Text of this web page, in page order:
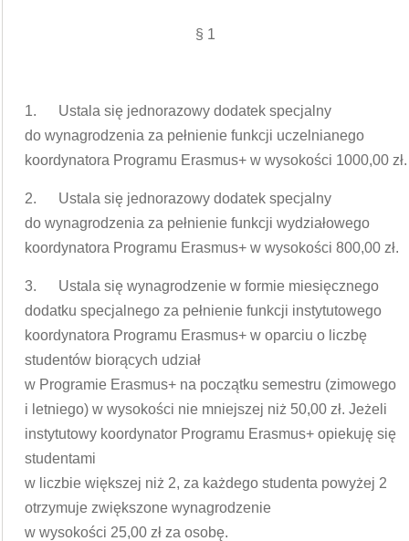
§ 1
1. Ustala się jednorazowy dodatek specjalny
do wynagrodzenia za pełnienie funkcji uczelnianego
koordynatora Programu Erasmus+ w wysokości 1000,00 zł.
2. Ustala się jednorazowy dodatek specjalny
do wynagrodzenia za pełnienie funkcji wydziałowego
koordynatora Programu Erasmus+ w wysokości 800,00 zł.
3. Ustala się wynagrodzenie w formie miesięcznego
dodatku specjalnego za pełnienie funkcji instytutowego
koordynatora Programu Erasmus+ w oparciu o liczbę
studentów biorących udział
w Programie Erasmus+ na początku semestru (zimowego
i letniego) w wysokości nie mniejszej niż 50,00 zł. Jeżeli
instytutowy koordynator Programu Erasmus+ opiekuję się
studentami
w liczbie większej niż 2, za każdego studenta powyżej 2
otrzymuje zwiększone wynagrodzenie
w wysokości 25,00 zł za osobę.